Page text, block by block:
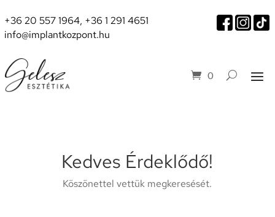
+36 20 557 1964, +36 1 291 4651
info@implantkozpont.hu
0
Kedves Érdeklődő!
Köszönettel vettük megkeresését.